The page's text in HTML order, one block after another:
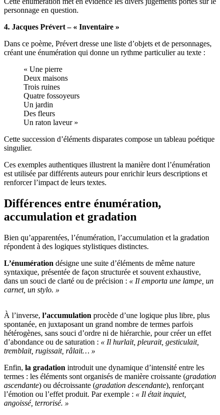
personnage en question.
4. Jacques Prévert – « Inventaire »
Dans ce poème, Prévert dresse une liste d’objets et de personnages,
créant une énumération qui donne un rythme particulier au texte :
« Une pierre
Deux maisons
Trois ruines
Quatre fossoyeurs
Un jardin
Des fleurs
Un raton laveur »
Cette succession d’éléments disparates compose un tableau poétique
singulier.
Ces exemples authentiques illustrent la manière dont l’énumération
est utilisée par différents auteurs pour enrichir leurs descriptions et
renforcer l’impact de leurs textes.
Différences entre énumération,
accumulation et gradation
Bien qu’apparentées, l’énumération, l’accumulation et la gradation
répondent à des logiques stylistiques distinctes.
L’énumération désigne une suite d’éléments de même nature
syntaxique, présentée de façon structurée et souvent exhaustive,
dans un souci de clarté ou de précision : « Il emporta une lampe, un
carnet, un stylo. »
À l’inverse, l’accumulation procède d’une logique plus libre, plus
spontanée, en juxtaposant un grand nombre de termes parfois
hétérogènes, sans souci d’ordre ni de hiérarchie, pour créer un effet
d’abondance ou de saturation : « Il hurlait, pleurait, gesticulait,
tremblait, rugissait, râlait… »
Enfin, la gradation introduit une dynamique d’intensité entre les
termes : les éléments sont organisés de manière croissante (gradation
ascendante) ou décroissante (gradation descendante), renforçant
l’émotion ou l’effet produit. Par exemple : « Il était inquiet,
angoissé, terrorisé. »